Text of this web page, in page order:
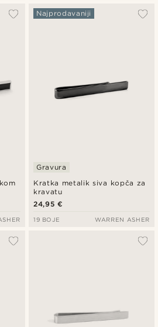
Kratka metalik siva kopča za
kravatu
Najprodavaniji
Gravura
24,95 €
19 BOJE WARREN ASHER